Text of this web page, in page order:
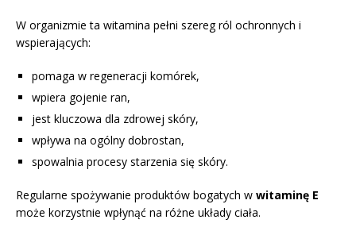
W organizmie ta witamina pełni szereg ról ochronnych i
wspierających:
pomaga w regeneracji komórek,
wpiera gojenie ran,
jest kluczowa dla zdrowej skóry,
wpływa na ogólny dobrostan,
spowalnia procesy starzenia się skóry.
Regularne spożywanie produktów bogatych w witaminę E
może korzystnie wpłynąć na różne układy ciała.